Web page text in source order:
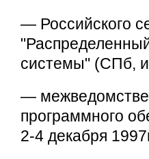
— Российского
системы" (СПб,
—
программного
2-4 декабря